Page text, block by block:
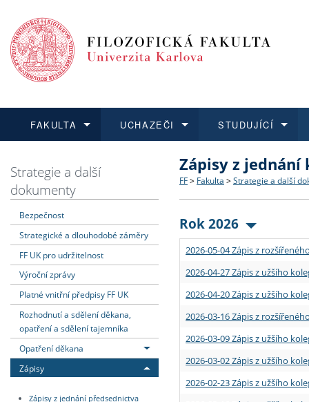
FAKULTA
Dozvědět se více
Struktura a historie
Strategie a další
Podpora a benefity pro
Absolventi fakulty
UCHAZEČI
Podat přihlášku
Co studovat a jak se
Učitelské studijní
Informace k průběhu
STUDUJÍCÍ
Dozvědět se více
Bakalářské a magisterské
Doktorské studium
Rigorózní řízení
Dozvědět se více
O vědě a výzkumu na FF
Akademické kvalifikace
Granty a projekty
Dozvědět se více
Aktuální nabídky a
Vyjíždějící studenti
Přijíždějící studenti
Vyjíždějící zaměstnanci
Strategie a další
dokumenty
Bezpečnost
Strategické a dlouhodobé záměry
FF UK pro udržitelnost
Výroční zprávy
Platné vnitřní předpisy FF UK
Rozhodnutí a sdělení děkana,
opatření a sdělení tajemníka
Opatření děkana
Zápisy
Zápisy z jednání předsednictva
Zápisy z jednání
FF > Fakulta > Strategie a další
Rok 2026
2026-05-04 Zápis z
2026-04-27 Zápis z užšího
2026-04-20 Zápis z užšího
2026-03-16 Zápis z
2026-03-09 Zápis z užšího
2026-03-02 Zápis z užšího
2026-02-23 Zápis z užšího